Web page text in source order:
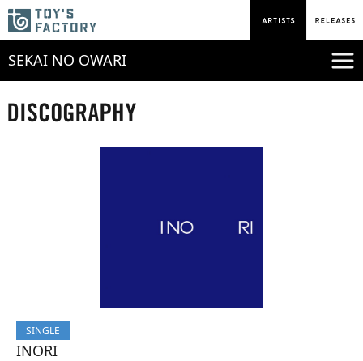
SEKAI NO OWARI
SINGLE
INORI